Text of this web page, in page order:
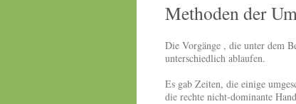
Methoden der
Die Vorgänge , die unter dem
unterschiedlich ablaufen.
Es gab Zeiten, die einige
die rechte nicht-dominante